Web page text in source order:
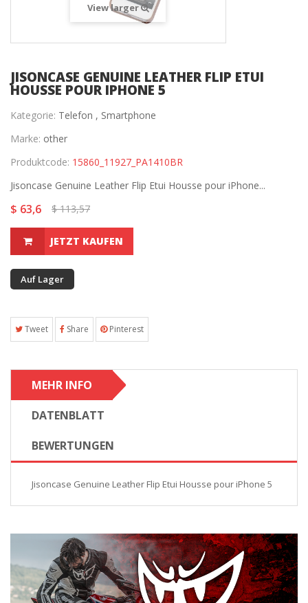
View larger
JISONCASE GENUINE LEATHER FLIP ETUI
HOUSSE POUR IPHONE 5
Kategorie: Telefon , Smartphone
Marke: other
Produktcode: 15860_11927_PA1410BR
Jisoncase Genuine Leather Flip Etui Housse pour iPhone...
$ 63,6 $ 113,57
JETZT KAUFEN
Auf Lager
Tweet Share Pinterest
MEHR INFO
DATENBLATT
BEWERTUNGEN
Jisoncase Genuine Leather Flip Etui Housse pour iPhone 5